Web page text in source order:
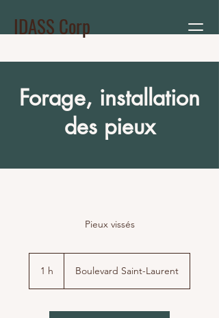
IDASS Corp
Forage, installation
des pieux
Pieux vissés
1 h Boulevard Saint-Laurent